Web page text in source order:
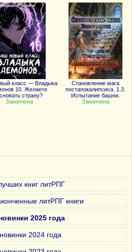
класс — Владыка
10. Желаете
страну?
Закончена
Становление мага
постапокалипсиса. 1.3.
Испытание башни.
Закончена
книг литРПГ
литРПГ книги
2025 года
2024 года